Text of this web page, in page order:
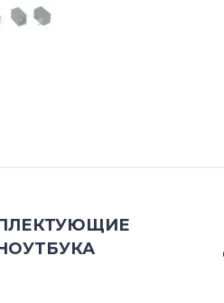
питания для ноутбуков